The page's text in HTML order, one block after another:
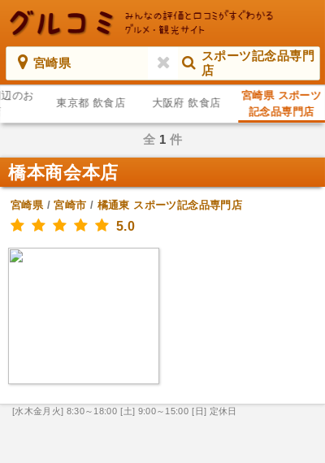
宮崎県
スポーツ記念品専門
店
のお
東京都 飲食店 大阪府 飲食店
宮崎県 スポーツ
記念品専門店
全 1 件
橋本商会本店
宮崎県/宮崎市 / 橘通東 スポーツ記念品専門店
5.0
[水木金月火] 8:30～18:00 [土] 9:00～15:00 [日] 定休日